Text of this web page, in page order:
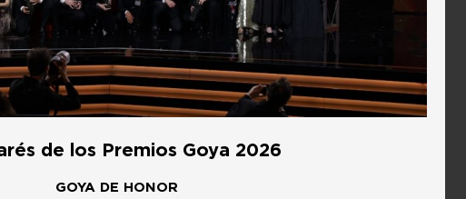
de los Premios Goya 2026
GOYA DE HONOR